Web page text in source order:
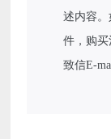
述内容
件，购
致信E-